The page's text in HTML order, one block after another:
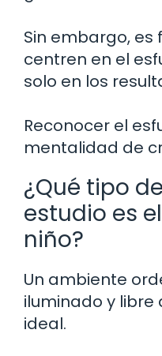
Sin embargo,
centren en el
solo en los
Reconocer el
mentalidad de
¿Qué tipo
estudio es
niño?
Un ambiente
iluminado y libre
ideal.